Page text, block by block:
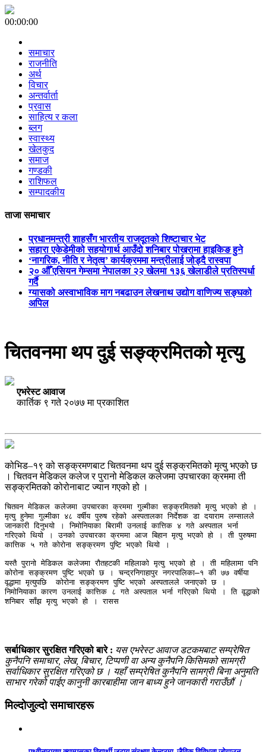
00:00:00
समाचार
राजनीति
अर्थ
विचार
अन्तर्वार्ता
प्रवास
साहित्य र कला
ब्लग
स्वास्थ्य
खेलकुद
समाज
गण्डकी
राशिफल
सम्पादकीय
ताजा समाचार
प्रधानमन्त्री शाहसँग भारतीय राजदूतको शिष्टाचार भेट
सहारा एकेडेमीको सहयोगार्थ आउँदो शनिबार पोखरामा हाइकिङ हुने
‘नागरिक, नीति र नेतृत्व’ कार्यक्रममा मन्त्रीलाई जोड्दै रास्वपा
२० औँ एसियन गेम्समा नेपालका २२ खेलमा १३६ खेलाडीले प्रतिस्पर्धा
गर्दै
ग्यासको अस्वाभाविक माग नबढाउन लेखनाथ उद्योग वाणिज्य सङ्घको
अपिल
चितवनमा थप दुई सङ्क्रमितको मृत्यु
एभरेस्ट आवाज
कार्तिक ९ गते २०७७ मा प्रकाशित
कोभिड–१९ को सङ्क्रमणबाट चितवनमा थप दुई सङ्क्रमितको मृत्यु भएको छ
। चितवन मेडिकल कलेज र पुरानो मेडिकल कलेजमा उपचारका क्रममा ती
सङ्क्रमितको कोरोनाबाट ज्यान गएको हो ।
चितवन मेडिकल कलेजमा उपचारका क्रममा गुल्मीका सङ्क्रमितको मृत्यु भएको हो ।
मृत्यु हुनेमा गुल्मीका ४८ वर्षीय पुरुष रहेको अस्पतालका निर्देशक डा दयाराम लम्सालले
जानकारी दिनुभयो । निमोनियाका बिरामी उनलाई कात्तिक ४ गते अस्पताल भर्ना
गरिएको थियो । उनको उपचारका क्रममा आज बिहान मृत्यु भएको हो । ती पुरुषमा
कात्तिक ५ गते कोरोना सङ्क्रमण पुष्टि भएको थियो ।
यस्तै पुरानो मेडिकल कलेजमा रौतहटकी महिलाको मृत्यु भएको हो । ती महिलामा पनि
कोरोना सङ्क्रमण पुष्टि भएको छ । चन्द्रनिगाहापुर नगरपालिका–१ की ७७ वर्षीया
वृद्धामा मृत्युपछि  कोरोना सङ्क्रमण पुष्टि भएको अस्पतालले जनाएको छ ।
निमोनियाका कारण उनलाई कात्तिक ८ गते अस्पताल भर्ना गरिएको थियो । ति वृद्धाको
शनिबार साँझ मृत्यु भएको हो । रासस
सर्बाधिकार सुरक्षित गरिएको बारे : यस एभरेस्ट आवाज डटकमबाट सम्प्रेषित
कुनैपनि समाचार, लेख, बिचार, टिप्पणी वा अन्य कुनैपनि किसिमको सामग्री
सर्वाधिकार सुरक्षित गरिएको छ । यहाँ सम्प्रेषित कुनैपनि सामग्री बिना अनुमति
साभार गरेको पाईए कानुनी कारबाहीमा जान बाध्य हुने जानकारी गराउँछौं ।
मिल्दोजुल्दो समाचारहरू